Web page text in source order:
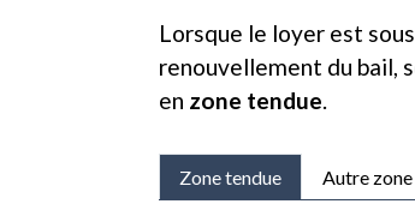
Lorsque le loyer est
renouvellement du bail,
en zone tendue.
Zone tendue Autre zone